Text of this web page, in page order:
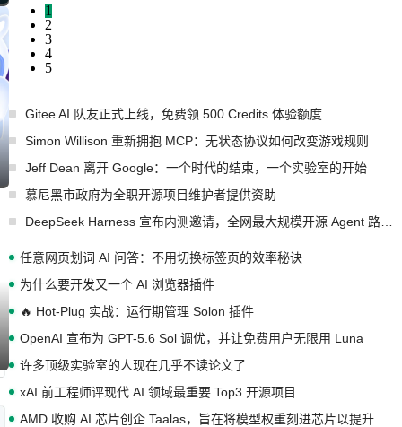
1
2
3
4
5
Gitee AI 队友正式上线，免费领 500 Credits 体验额度
Simon Willison 重新拥抱 MCP：无状态协议如何改变游戏规则
Jeff Dean 离开 Google：一个时代的结束，一个实验室的开始
慕尼黑市政府为全职开源项目维护者提供资助
任意网页划词 AI 问答：不用切换标签页的效率秘诀
为什么要开发又一个 AI 浏览器插件
🔥 Hot-Plug 实战：运行期管理 Solon 插件
OpenAI 宣布为 GPT-5.6 Sol 调优，并让免费用户无限用 Luna
许多顶级实验室的人现在几乎不读论文了
xAI 前工程师评现代 AI 领域最重要 Top3 开源项目